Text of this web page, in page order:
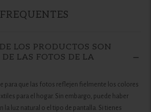
LOS PRODUCTOS SON
LAS FOTOS DE LA
para que las fotos reflejen fielmente los colores
para el hogar. Sin embargo, puede haber
la luz natural o el tipo de pantalla. Si tienes